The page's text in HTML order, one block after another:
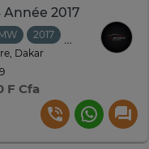
Année 2017
2017
Automatique
Dakar
F Cfa